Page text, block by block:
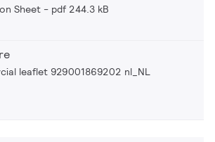
Sheet pdf 244.3 kB
leaflet 929001869202 nl_NL